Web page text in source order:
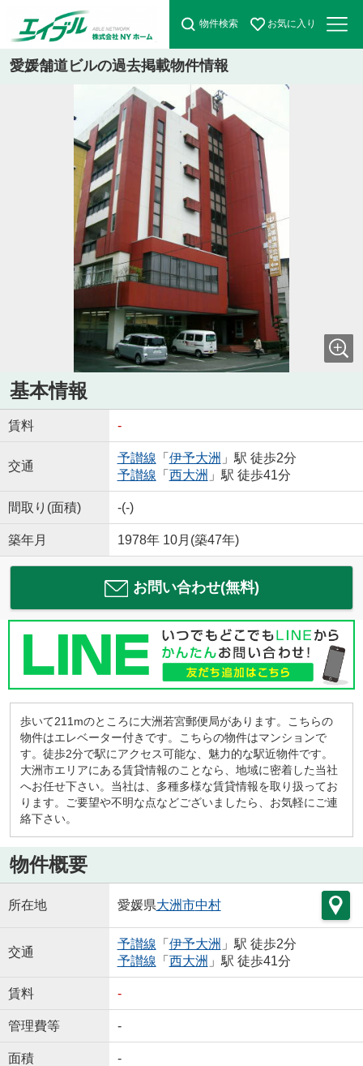
物件検索 お気に入り
愛媛舗道ビルの過去掲載物件情報
基本情報
賃料 -
交通
予讃線 「 伊予大洲 」駅 徒歩2分
予讃線 「 西大洲 」駅 徒歩41分
間取り(面積) -(-)
築年月 1978年 10月(築47年)
お問い合わせ(無料)
歩いて211mのところに大洲若宮郵便局があります。こちらの
物件はエレベーター付きです。こちらの物件はマンションで
す。徒歩2分で駅にアクセス可能な、魅力的な駅近物件です。
大洲市エリアにある賃貸情報のことなら、地域に密着した当社
へお任せ下さい。当社は、多種多様な賃貸情報を取り扱ってお
ります。ご要望や不明な点などございましたら、お気軽にご連
絡下さい。
物件概要
所在地 愛媛県大洲市中村
交通
予讃線 「 伊予大洲 」駅 徒歩2分
予讃線 「 西大洲 」駅 徒歩41分
賃料 -
管理費等 -
面積 -